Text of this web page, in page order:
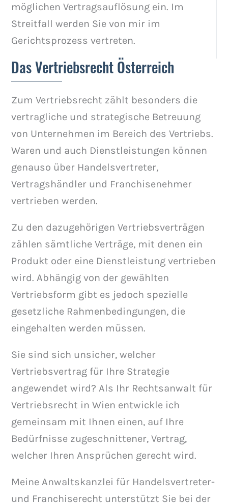
möglichen Vertragsauflösung ein. Im
Streitfall werden Sie von mir im
Gerichtsprozess vertreten.
Das Vertriebsrecht Österreich
Zum Vertriebsrecht zählt besonders die
vertragliche und strategische Betreuung
von Unternehmen im Bereich des Vertriebs.
Waren und auch Dienstleistungen können
genauso über Handelsvertreter,
Vertragshändler und Franchisenehmer
vertrieben werden.
Zu den dazugehörigen Vertriebsverträgen
zählen sämtliche Verträge, mit denen ein
Produkt oder eine Dienstleistung vertrieben
wird. Abhängig von der gewählten
Vertriebsform gibt es jedoch spezielle
gesetzliche Rahmenbedingungen, die
eingehalten werden müssen.
Sie sind sich unsicher, welcher
Vertriebsvertrag für Ihre Strategie
angewendet wird? Als Ihr Rechtsanwalt für
Vertriebsrecht in Wien entwickle ich
gemeinsam mit Ihnen einen, auf Ihre
Bedürfnisse zugeschnittener, Vertrag,
welcher Ihren Ansprüchen gerecht wird.
Meine Anwaltskanzlei für Handelsvertreter-
und Franchiserecht unterstützt Sie bei der